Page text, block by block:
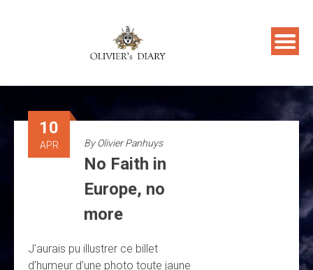
10
APR ByOlivier Panhuys
No Faith in
Europe, no
more
J’aurais pu illustrer ce billet
d’humeur d’une photo toute jaune